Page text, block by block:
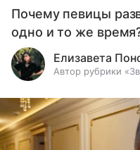
Почему певицы
одно и то же
Елизавета
Автор рубрики